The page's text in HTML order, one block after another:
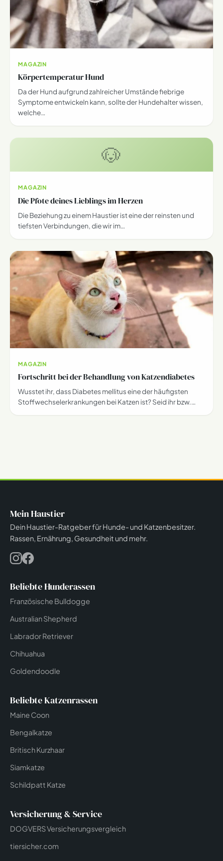
MAGAZIN
Körpertemperatur Hund
Da der Hund aufgrund zahlreicher Umstände fiebrige
Symptome entwickeln kann, sollte der Hundehalter wissen,
welche…
🐶
MAGAZIN
Die Pfote deines Lieblings im Herzen
Die Beziehung zu einem Haustier ist eine der reinsten und
tiefsten Verbindungen, die wir im…
MAGAZIN
Fortschritt bei der Behandlung von Katzendiabetes
Wusstet ihr, dass Diabetes mellitus eine der häufigsten
Stoffwechselerkrankungen bei Katzen ist? Seid ihr bzw.…
Mein Haustier
Dein Haustier-Ratgeber für Hunde- und Katzenbesitzer.
Rassen, Ernährung, Gesundheit und mehr.
Beliebte Hunderassen
Französische Bulldogge
Australian Shepherd
Labrador Retriever
Chihuahua
Goldendoodle
Beliebte Katzenrassen
Maine Coon
Bengalkatze
Britisch Kurzhaar
Siamkatze
Schildpatt Katze
Versicherung & Service
DOGVERS Versicherungsvergleich
tiersicher.com